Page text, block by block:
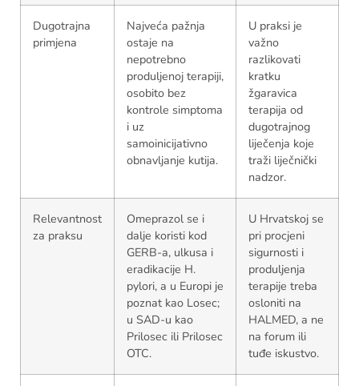
Dugotrajna
primjena
Najveća pažnja
ostaje na
nepotrebno
produljenoj terapiji,
osobito bez
kontrole simptoma
i uz
samoinicijativno
obnavljanje kutija.
U praksi je
važno
razlikovati
kratku
žgaravica
terapija od
dugotrajnog
liječenja koje
traži liječnički
nadzor.
Relevantnost
za praksu
Omeprazol se i
dalje koristi kod
GERB-a, ulkusa i
eradikacije H.
pylori, a u Europi je
poznat kao Losec;
u SAD-u kao
Prilosec ili Prilosec
OTC.
U Hrvatskoj se
pri procjeni
sigurnosti i
produljenja
terapije treba
osloniti na
HALMED, a ne
na forum ili
tuđe iskustvo.